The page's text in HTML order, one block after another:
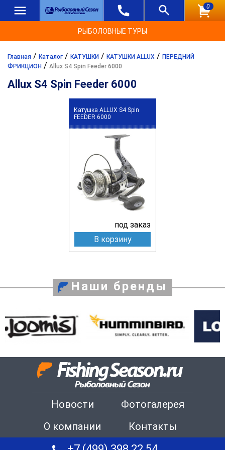
0
РЫБОЛОВНЫЕ ТУРЫ
Главная / Каталог / КАТУШКИ / КАТУШКИ ALLUX / ПЕРЕДНИЙ
ФРИКЦИОН / Allux S4 Spin Feeder 6000
Allux S4 Spin Feeder 6000
Катушка ALLUX S4 Spin
FEEDER 6000
под заказ
В корзину
Наши бренды
Новости
Фотогалерея
О компании
Контакты